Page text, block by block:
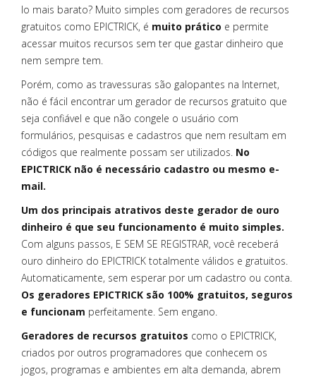
lo mais barato? Muito simples com geradores de recursos
gratuitos como EPICTRICK, é muito prático e permite
acessar muitos recursos sem ter que gastar dinheiro que
nem sempre tem.
Porém, como as travessuras são galopantes na Internet,
não é fácil encontrar um gerador de recursos gratuito que
seja confiável e que não congele o usuário com
formulários, pesquisas e cadastros que nem resultam em
códigos que realmente possam ser utilizados. No
EPICTRICK não é necessário cadastro ou mesmo e-
mail.
Um dos principais atrativos deste gerador de ouro
dinheiro é que seu funcionamento é muito simples.
Com alguns passos, E SEM SE REGISTRAR, você receberá
ouro dinheiro do EPICTRICK totalmente válidos e gratuitos.
Automaticamente, sem esperar por um cadastro ou conta.
Os geradores EPICTRICK são 100% gratuitos, seguros
e funcionam perfeitamente. Sem engano.
Geradores de recursos gratuitos como o EPICTRICK,
criados por outros programadores que conhecem os
jogos, programas e ambientes em alta demanda, abrem